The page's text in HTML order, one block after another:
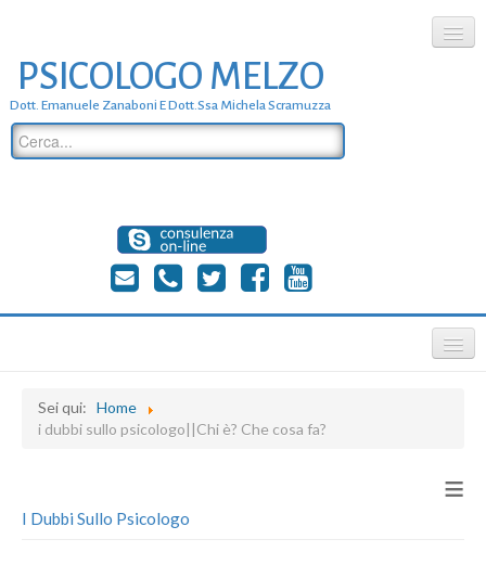
chi siamo
dove siamo
dott. Emanuele Zanaboni
dott.ssa michela scramuzza
PSICOLOGO MELZO
Dott. Emanuele Zanaboni E Dott.ssa Michela Scramuzza
Sei qui: Home
i dubbi sullo psicologo||Chi è? Che cosa fa?
≡
I Dubbi Sullo Psicologo